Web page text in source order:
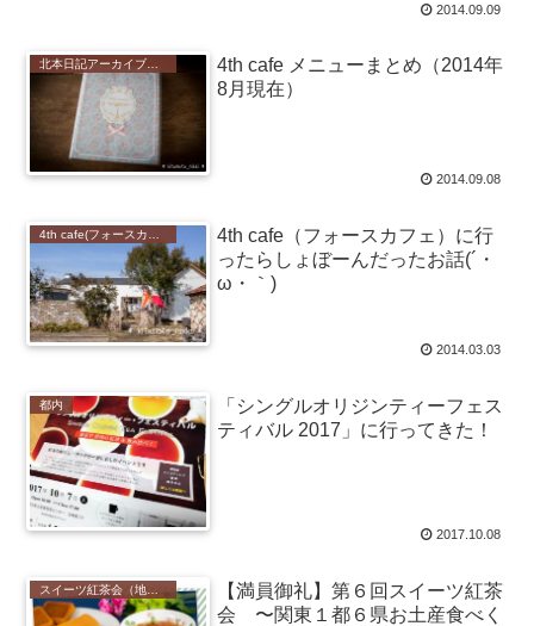
2014.09.09
北本日記アーカイブ（記録保存）
4th cafe メニューまとめ（2014年
8月現在）
2014.09.08
4th cafe（フォースカフェ）に行
ったらしょぼーんだったお話(´・
ω・｀)
2014.03.03
都内
「シングルオリジンティーフェス
ティバル 2017」に行ってきた！
2017.10.08
【満員御礼】第６回スイーツ紅茶
会 〜関東１都６県お土産食べく